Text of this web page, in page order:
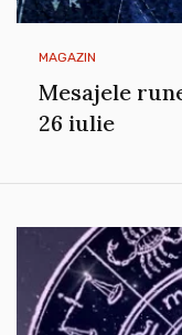
MAGAZIN
Mesajele
26 iulie